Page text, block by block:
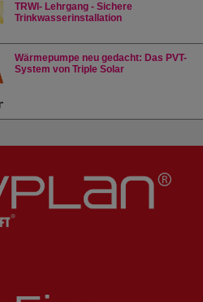
TRWI- Lehrgang - Sichere
Trinkwasserinstallation
Wärmepumpe neu gedacht: Das PVT-
System von Triple Solar